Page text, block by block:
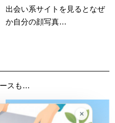
出会い系サイトを見ると なぜ
か自分の顔写真…
スも…
×